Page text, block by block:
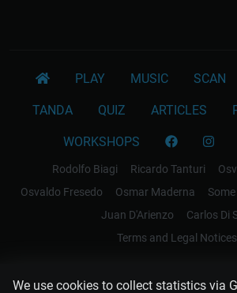
We use cookies to collect statistics via
PLAY MUSIC SCAN
TANDA QUIZ ARTICLES
WORKSHOPS
Rodolfo Biagi Ricardo Tanturi
Osvaldo Fresedo
Osmar Maderna
Juan D'Arienzo
Carlos Di
Terms and Legal Notices
EL RECODO TANGO